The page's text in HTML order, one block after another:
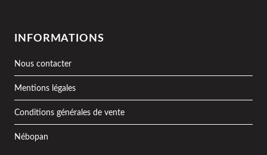
INFORMATIONS
Nous contacter
Mentions légales
Conditions générales de vente
Nébopan